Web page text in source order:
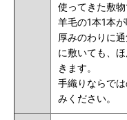
使ってきた敷物
羊毛の1本1本
厚みのわりに
に敷いても、
きます。
手織りならで
みください。